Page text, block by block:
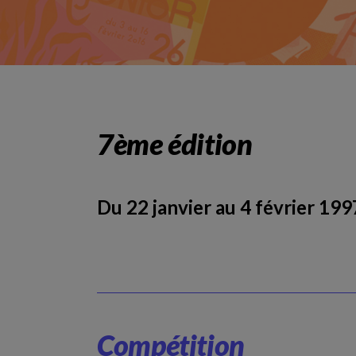
7ème édition
Du 22 janvier au 4 février
Compétition